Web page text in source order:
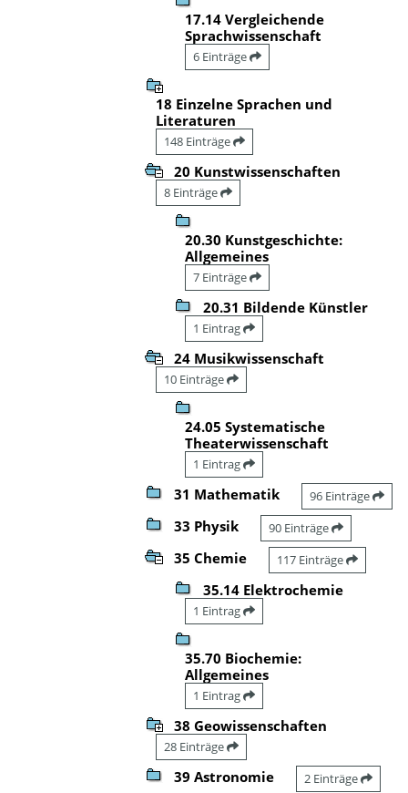
17.14 Vergleichende
Sprachwissenschaft
6 Einträge
18 Einzelne Sprachen und
Literaturen
148 Einträge
20 Kunstwissenschaften
8 Einträge
20.30 Kunstgeschichte:
Allgemeines
7 Einträge
20.31 Bildende Künstler
1 Eintrag
24 Musikwissenschaft
10 Einträge
24.05 Systematische
Theaterwissenschaft
1 Eintrag
31 Mathematik 96 Einträge
33 Physik 90 Einträge
35 Chemie 117 Einträge
35.14 Elektrochemie
1 Eintrag
35.70 Biochemie:
Allgemeines
1 Eintrag
38 Geowissenschaften
28 Einträge
39 Astronomie 2 Einträge